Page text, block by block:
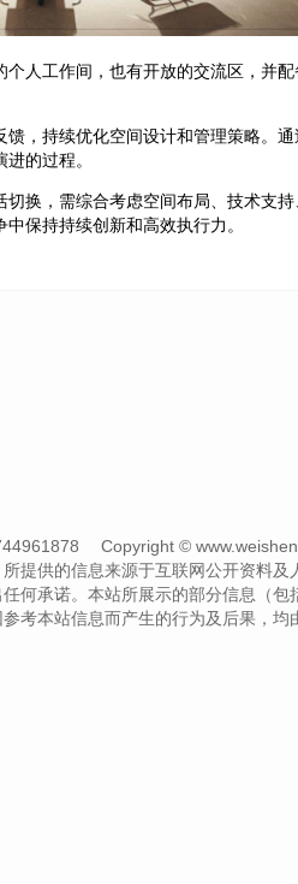
人工作间，也有开放的交流区，并
，持续优化空间设计和管理策略。
的过程。
切换，需综合考虑空间布局、技术支
保持持续创新和高效执行力。
Copyright ©
提供的信息来源于互联网公开资料
何承诺。本站所展示的部分信息（
考本站信息而产生的行为及后果，